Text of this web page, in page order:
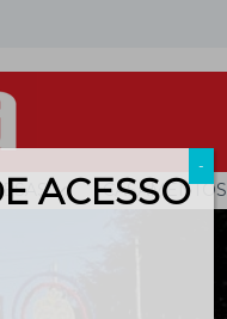
CASAMENTOS
ACESSO
-